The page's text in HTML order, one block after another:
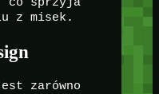
z misek.
zarówno